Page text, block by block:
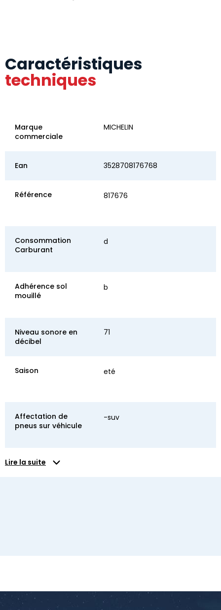
Caractéristiques
techniques
Marque
commerciale
MICHELIN
Ean 3528708176768
Référence 817676
Consommation
Carburant
d
Adhérence sol
mouillé
b
Niveau sonore en
décibel
71
Saison eté
Affectation de
pneus sur véhicule
-suv
Lire la suite